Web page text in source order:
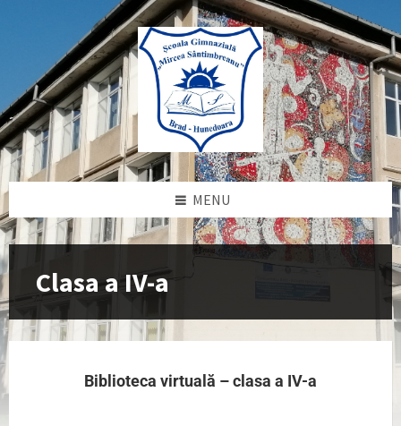
MENU
Clasa a IV-a
Biblioteca virtuală – clasa a IV-a